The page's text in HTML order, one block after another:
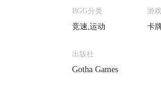
BGG分类
竞速,运动
游
卡
出版社
Gotha Games